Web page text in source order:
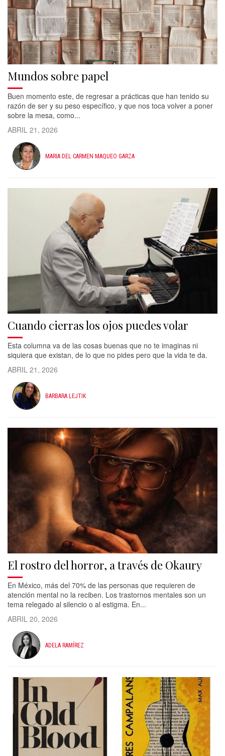
Mundos sobre papel
Buen momento este, de regresar a prácticas que han tenido su
razón de ser y su peso específico, y que nos toca volver a poner
sobre la mesa, como...
ABRIL 21, 2026
MARIA DEL CARMEN MAQUEO GARZA
Cuando cierras los ojos puedes volar
Esta columna va de las cosas buenas que no te imaginas ni
siquiera que existan, de lo que no pides pero que la vida te da.
ABRIL 21, 2026
BARBARA LEJTIK
El rostro del horror, a través de Okaury
En México, más del 70% de las personas que requieren de
atención mental no la reciben. Los trastornos mentales son un
tema relegado al silencio o al estigma. En...
ABRIL 20, 2026
ADELA RAMÍREZ